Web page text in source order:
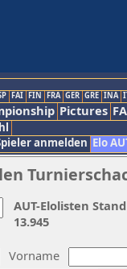
FAI FIN FRA GER GRE INA
Pictures
anmelden Elo
Vorname
AUT-Elolisten
13.945